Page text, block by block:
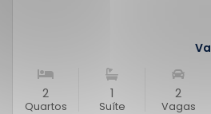
2
Quartos
1
Suíte
2
Vagas